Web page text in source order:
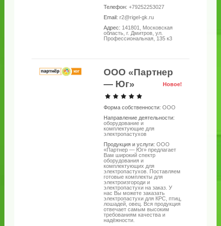
Телефон: +79252253027
Email: r2@rigel-gk.ru
Адрес: 141801, Московская
область, г. Дмитров, ул.
Профессиональная, 135 к3
ООО «Партнер
— Юг»
Новое!
Форма собственности: ООО
Направление деятельности:
оборудование и
комплектующие для
электропастухов
Продукция и услуги: ООО
«Партнер — Юг» предлагает
Вам широкий спектр
оборудования и
комплектующих для
электропастухов. Поставляем
готовые комплекты для
электроизгороди и
электропастухи на заказ. У
нас Вы можете заказать
электропастухи для КРС, птиц,
лошадей, овец. Вся продукция
отвечает самым высоким
требованиям качества и
надёжности.